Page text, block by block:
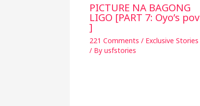
PICTURE NA BAGONG
LIGO [PART 7: Oyo’s pov
]
221 Comments / Exclusive Stories
/ By usfstories